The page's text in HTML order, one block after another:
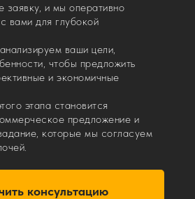
заявку, и мы оперативно
вами для глубокой
ваши цели,
чтобы предложить
и экономичные
этапа становится
предложение и
которые мы согласуем
консультацию
услуг —